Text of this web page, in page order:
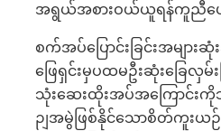
အရွယ်အစားဝယ်ယူရန်ကူညီပေ
စက်အပ်ပြောင်းခြင်းအများ
ဖြေရှင်းမှပထမဦးဆုံးခြေလှမ်
သုံးဆေးထိုးအပ်အကြောင်းကို
ဉျအမွဲဖြစ်နိုင်သောစိတ်ကူးယ